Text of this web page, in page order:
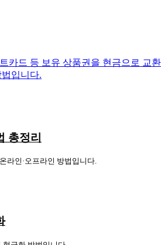
카드 등 보유 상품권을 현금으로 교환
입니다.
총정리
라인·오프라인 방법입니다.